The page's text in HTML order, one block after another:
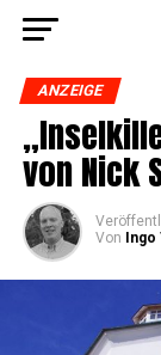
ANZEIGE
von Nick
Von